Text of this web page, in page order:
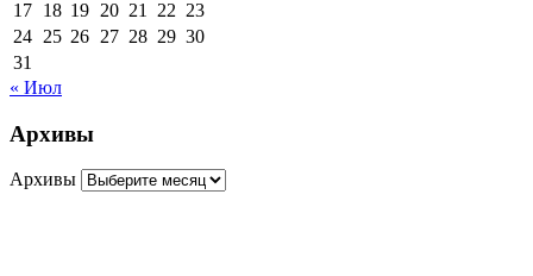
17 18 19 20 21 22 23
24 25 26 27 28 29 30
31
« Июл
Архивы
Архивы